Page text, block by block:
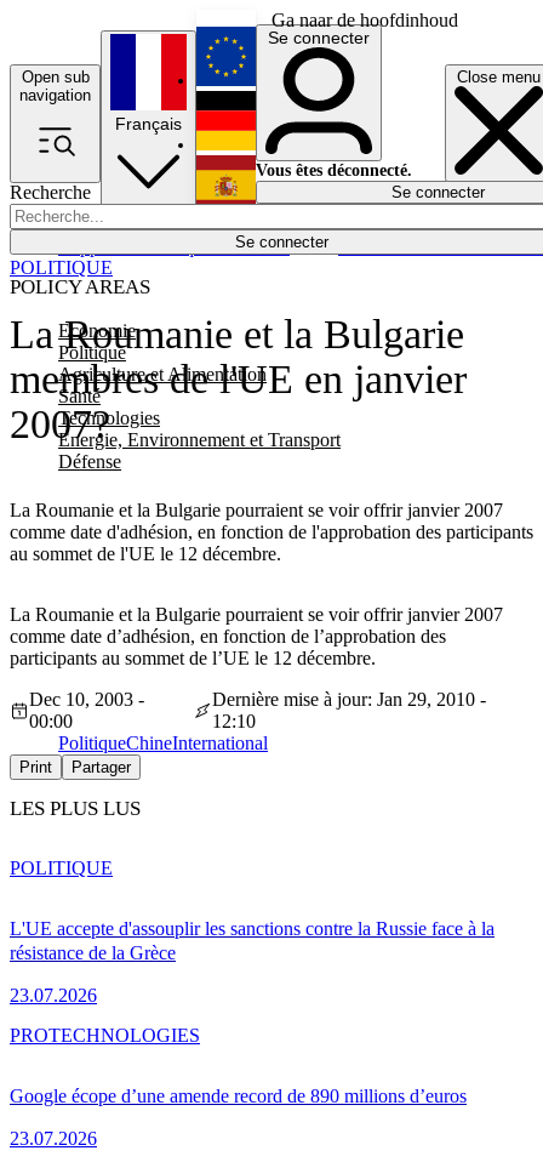
Ga naar de hoofdinhoud
Open sub
navigation
Close menu
Recherche
Se connecter
POLICY AREAS
Economie
Politique
Agriculture et Alimentation
Santé
Technologies
Energie, Environnement et Transport
Défense
Économie
Français
English
Deutsch
Español
Se connecter
Vous êtes déconnecté.
Se connecter
La Roumanie et la Bulgarie
membres de l'UE en janvier
2007?
La Roumanie et la Bulgarie pourraient se voir offrir janvier 2007
comme date d'adhésion, en fonction de l'approbation des participants
au sommet de l'UE le 12 décembre.
POLITIQUE
La Roumanie et la Bulgarie pourraient se voir offrir janvier 2007
comme date d’adhésion, en fonction de l’approbation des
participants au sommet de l’UE le 12 décembre.
Dec 10, 2003 -
00:00
Dernière mise à jour: Jan 29, 2010 -
12:10
PolitiqueChineInternational
Print Partager
LES PLUS LUS
L'UE accepte d'assouplir les sanctions contre la Russie face à la
résistance de la Grèce
23.07.2026
POLITIQUE
Google écope d’une amende record de 890 millions d’euros
23.07.2026
PROTECHNOLOGIES